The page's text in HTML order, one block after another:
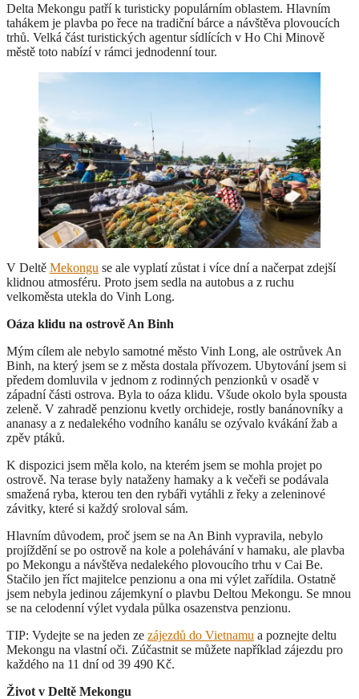
Delta Mekongu patří k turisticky populárním oblastem. Hlavním
tahákem je plavba po řece na tradiční bárce a návštěva plovoucích
trhů. Velká část turistických agentur sídlících v Ho Chi Minově
městě toto nabízí v rámci jednodenní tour.
V Deltě Mekongu se ale vyplatí zůstat i více dní a načerpat zdejší
klidnou atmosféru. Proto jsem sedla na autobus a z ruchu
velkoměsta utekla do Vinh Long.
Oáza klidu na ostrově An Binh
Mým cílem ale nebylo samotné město Vinh Long, ale ostrůvek An
Binh, na který jsem se z města dostala přívozem. Ubytování jsem si
předem domluvila v jednom z rodinných penzionků v osadě v
západní části ostrova. Byla to oáza klidu. Všude okolo byla spousta
zeleně. V zahradě penzionu kvetly orchideje, rostly banánovníky a
ananasy a z nedalekého vodního kanálu se ozývalo kvákání žab a
zpěv ptáků.
K dispozici jsem měla kolo, na kterém jsem se mohla projet po
ostrově. Na terase byly nataženy hamaky a k večeři se podávala
smažená ryba, kterou ten den rybáři vytáhli z řeky a zeleninové
závitky, které si každý sroloval sám.
Hlavním důvodem, proč jsem se na An Binh vypravila, nebylo
projíždění se po ostrově na kole a polehávání v hamaku, ale plavba
po Mekongu a návštěva nedalekého plovoucího trhu v Cai Be.
Stačilo jen říct majitelce penzionu a ona mi výlet zařídila. Ostatně
jsem nebyla jedinou zájemkyní o plavbu Deltou Mekongu. Se mnou
se na celodenní výlet vydala půlka osazenstva penzionu.
TIP: Vydejte se na jeden ze zájezdů do Vietnamu a poznejte deltu
Mekongu na vlastní oči. Zúčastnit se můžete například zájezdu pro
každého na 11 dní od 39 490 Kč.
Život v Deltě Mekongu